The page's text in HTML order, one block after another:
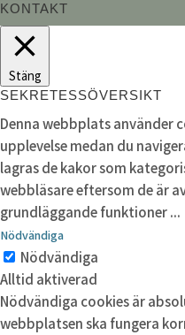
KONTAKT
Stäng
SEKRETESSÖVERSIKT
Denna webbplats
upplevelse medan du
lagras de kakor som
webbläsare eftersom de är
grundläggande funktioner...
Nödvändiga
Nödvändiga
Alltid aktiverad
Nödvändiga cookies är
webbplatsen ska fungera